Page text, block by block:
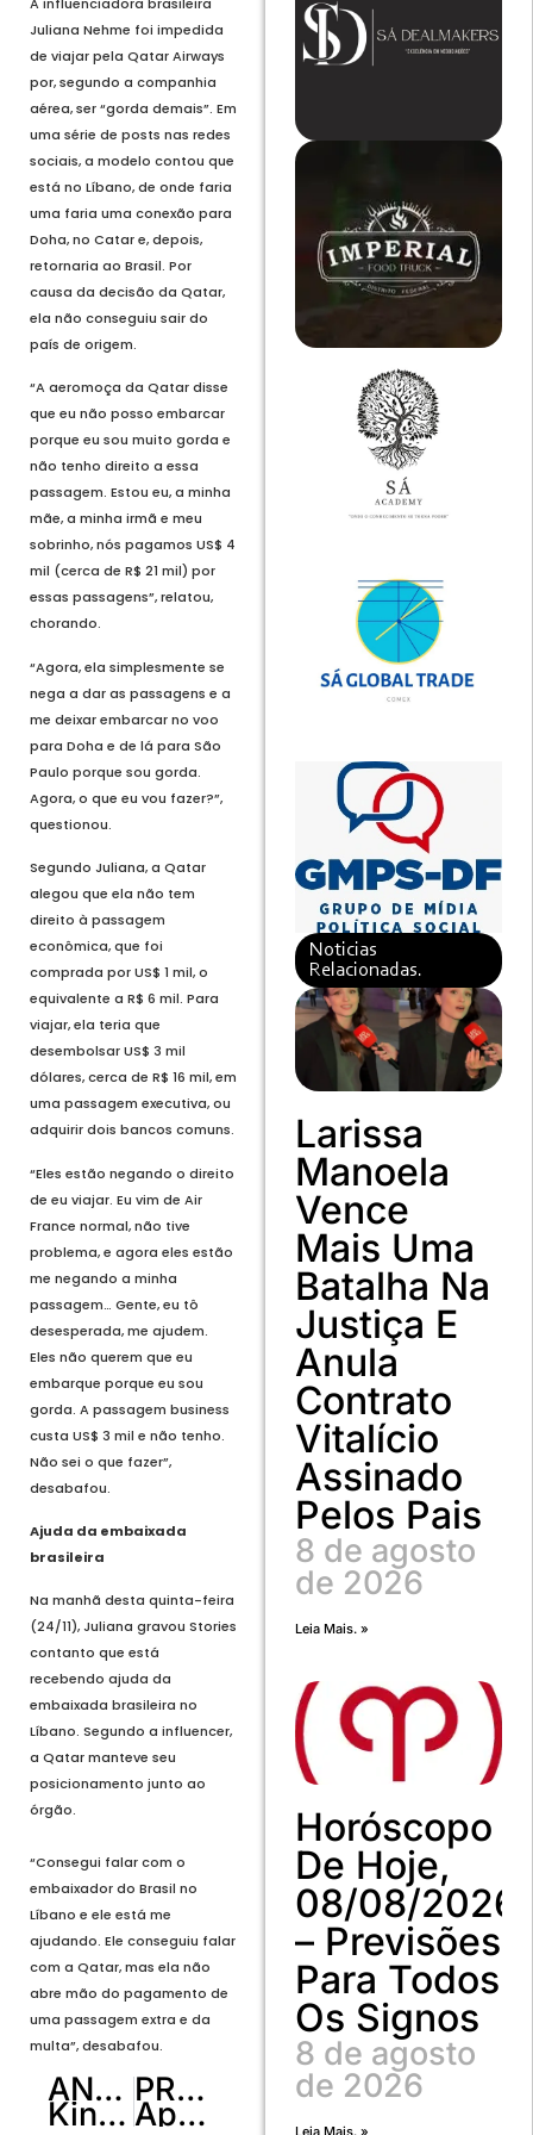
Juliana Nehme foi impedida
de viajar pela Qatar Airways
por, segundo a companhia
aérea, ser “gorda demais”. Em
uma série de posts nas redes
sociais, a modelo contou que
está no Líbano, de onde faria
uma faria uma conexão para
Doha, no Catar e, depois,
retornaria ao Brasil. Por
causa da decisão da Qatar,
ela não conseguiu sair do
país de origem.
“A aeromoça da Qatar disse
que eu não posso embarcar
porque eu sou muito gorda e
não tenho direito a essa
passagem. Estou eu, a minha
mãe, a minha irmã e meu
sobrinho, nós pagamos US$ 4
mil (cerca de R$ 21 mil) por
essas passagens”, relatou,
chorando.
“Agora, ela simplesmente se
nega a dar as passagens e a
me deixar embarcar no voo
para Doha e de lá para São
Paulo porque sou gorda.
Agora, o que eu vou fazer?”,
questionou.
Segundo Juliana, a Qatar
alegou que ela não tem
direito à passagem
econômica, que foi
comprada por US$ 1 mil, o
equivalente a R$ 6 mil. Para
viajar, ela teria que
desembolsar US$ 3 mil
dólares, cerca de R$ 16 mil, em
uma passagem executiva, ou
adquirir dois bancos comuns.
“Eles estão negando o direito
de eu viajar. Eu vim de Air
France normal, não tive
problema, e agora eles estão
me negando a minha
passagem… Gente, eu tô
desesperada, me ajudem.
Eles não querem que eu
embarque porque eu sou
gorda. A passagem business
custa US$ 3 mil e não tenho.
Não sei o que fazer”,
desabafou.
Ajuda da embaixada
brasileira
Na manhã desta quinta-feira
(24/11), Juliana gravou Stories
contanto que está
recebendo ajuda da
embaixada brasileira no
Líbano. Segundo a influencer,
a Qatar manteve seu
posicionamento junto ao
órgão.
“Consegui falar com o
embaixador do Brasil no
Líbano e ele está me
ajudando. Ele conseguiu falar
com a Qatar, mas ela não
abre mão do pagamento de
uma passagem extra e da
multa”, desabafou.
ANTERIOR
Kings MMA, academia de Rafael Cordeiro, inaugura primeira unidade do Brasil em Brasília nesta sexta-feira (25)
PRÓXIMO
Após lesões, Neymar e Danilo estão fora da fase de grupos da Copa
Noticias
Relacionadas.
Larissa
Manoela
Vence
Mais Uma
Batalha Na
Justiça E
Anula
Contrato
Vitalício
Assinado
Pelos Pais
8 de agosto
de 2026
Leia Mais. »
Horóscopo
De Hoje,
08/08/2026
– Previsões
Para Todos
Os Signos
8 de agosto
de 2026
Leia Mais. »